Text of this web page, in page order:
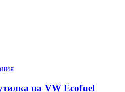
на VW Ecofuel